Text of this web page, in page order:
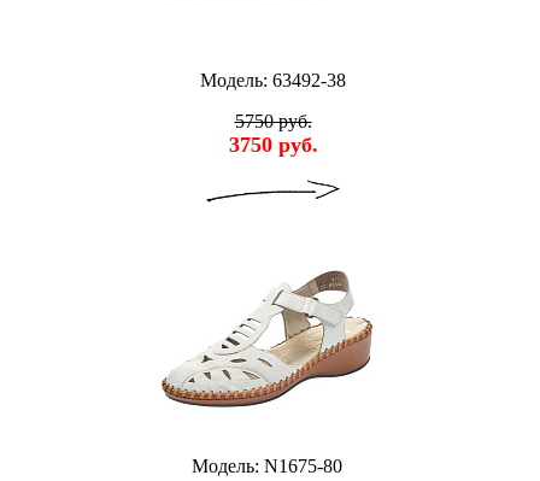
Модель: 63492-38
5750 руб.
3750 руб.
Модель: N1675-80